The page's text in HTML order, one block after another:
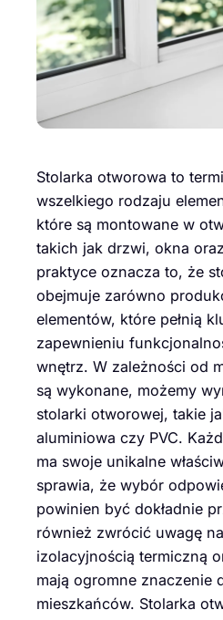
Stolarka otworowa to
wszelkiego rodzaju
które są montowane w
takich jak drzwi, okna
praktyce oznacza to, że
obejmuje zarówno
elementów, które pełnią
zapewnieniu
wnętrz. W zależności od
są wykonane, możemy
stolarki otworowej, takie
aluminiowa czy PVC.
ma swoje unikalne
sprawia, że wybór
powinien być dokładnie
również zwrócić uwagę
izolacyjnością termiczną
mają ogromne znaczenie
mieszkańców. Stolarka